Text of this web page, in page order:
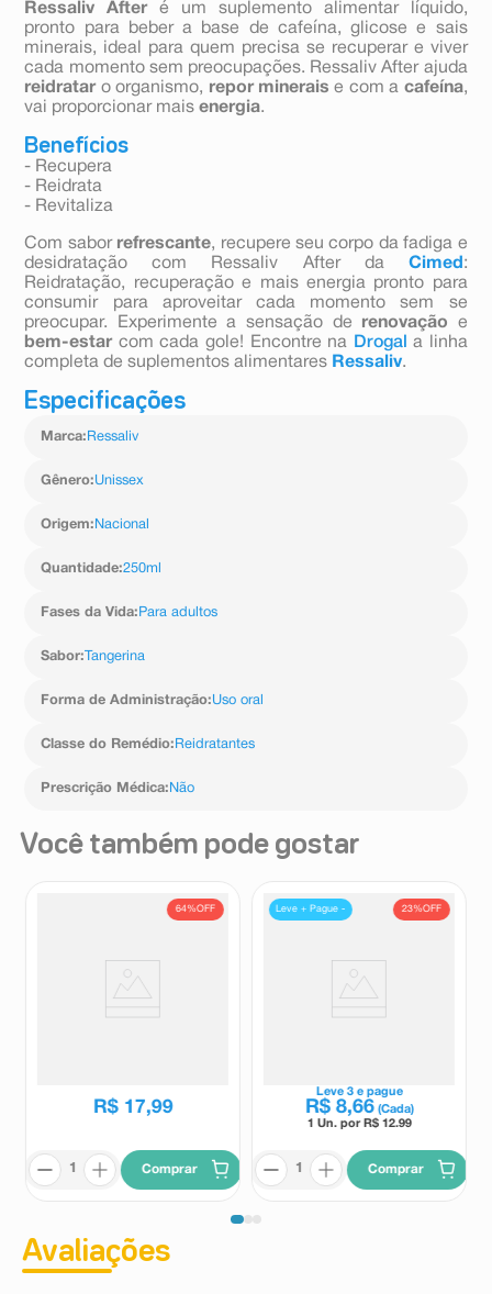
Ressaliv Afteré um suplemento alimentar líquido,
pronto para beber a base de cafeína, glicose e sais
minerais, ideal para quem precisa se recuperar e viver
cada momento sem preocupações. Ressaliv After ajuda
reidrataro organismo, repor minerais e com a cafeína,
vai proporcionar maisenergia.
Benefícios
- Recupera
- Reidrata
- Revitaliza
Com sabor refrescante, recupere seu corpo da fadiga e
desidratação com Ressaliv After da Cimed :
Reidratação, recuperação e mais energia pronto para
consumir para aproveitar cada momento sem se
preocupar. Experimente a sensação de renovação e
bem-estarcom cada gole! Encontre na Drogala linha
completa de suplementos alimentares Ressaliv.
Especificações
Marca: Ressaliv
Gênero:Unissex
Origem: Nacional
Quantidade:250ml
Fases da Vida: Para adultos
Sabor: Tangerina
Forma de Administração:Uso oral
Classe do Remédio: Reidratantes
Prescrição Médica: Não
Você também pode gostar
64%OFF
R$ 17,99
Comprar
23%OFF
Leve + Pague -
Leve 3e pague
R$ 8,66 (Cada)
1 Un. por R$ 12.99
Comprar
Avaliações